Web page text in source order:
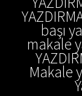
başı
makale
Makale